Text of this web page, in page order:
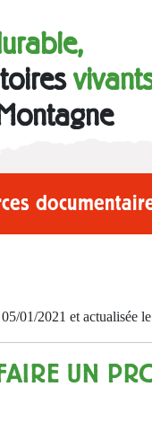
01/2021 et actualisée
UN